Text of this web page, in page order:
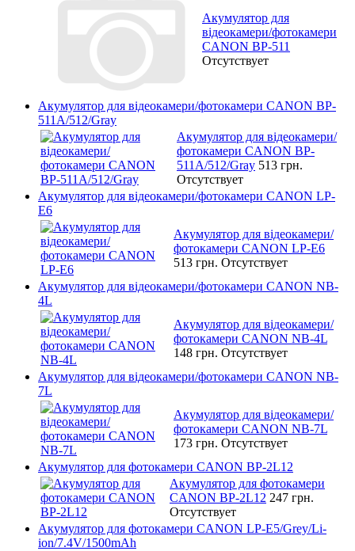
Акумулятор для
відеокамери/фотокамери
CANON BP-511
Отсутствует
Акумулятор для відеокамери/фотокамери CANON BP-
511A/512/Gray
Акумулятор для відеокамери/
фотокамери CANON BP-
511A/512/Gray 513 грн.
Отсутствует
Акумулятор для відеокамери/фотокамери CANON LP-
E6
Акумулятор для відеокамери/
фотокамери CANON LP-E6
513 грн. Отсутствует
Акумулятор для відеокамери/фотокамери CANON NB-
4L
Акумулятор для відеокамери/
фотокамери CANON NB-4L
148 грн. Отсутствует
Акумулятор для відеокамери/фотокамери CANON NB-
7L
Акумулятор для відеокамери/
фотокамери CANON NB-7L
173 грн. Отсутствует
Акумулятор для фотокамери CANON BP-2L12
Акумулятор для фотокамери
CANON BP-2L12 247 грн.
Отсутствует
Акумулятор для фотокамери CANON LP-E5/Grey/Li-
ion/7.4V/1500mAh